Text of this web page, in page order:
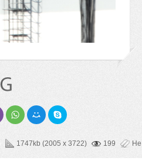
1747kb (2005 x 3722) 199